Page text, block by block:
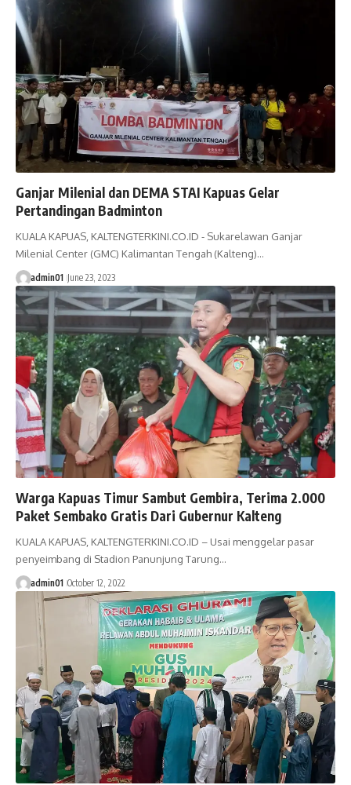
Ganjar Milenial dan DEMA STAI Kapuas Gelar
Pertandingan Badminton
KUALA KAPUAS, KALTENGTERKINI.CO.ID - Sukarelawan Ganjar
Milenial Center (GMC) Kalimantan Tengah (Kalteng)…
admin01 June 23, 2023
Warga Kapuas Timur Sambut Gembira, Terima 2.000
Paket Sembako Gratis Dari Gubernur Kalteng
KUALA KAPUAS, KALTENGTERKINI.CO.ID – Usai menggelar pasar
penyeimbang di Stadion Panunjung Tarung…
admin01 October 12, 2022